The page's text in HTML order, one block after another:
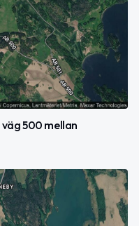
500 mellan